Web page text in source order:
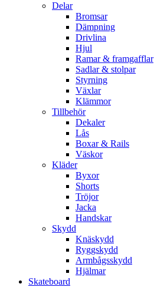
Delar
Bromsar
Dämpning
Drivlina
Hjul
Ramar & framgafflar
Sadlar & stolpar
Styrning
Växlar
Klämmor
Tillbehör
Dekaler
Lås
Boxar & Rails
Väskor
Kläder
Byxor
Shorts
Tröjor
Jacka
Handskar
Skydd
Knäskydd
Ryggskydd
Armbågsskydd
Hjälmar
Skateboard